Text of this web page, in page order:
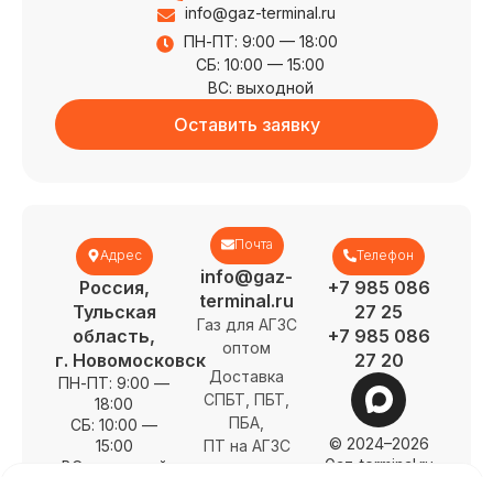
info@gaz-terminal.ru
ПН-ПТ: 9:00 — 18:00
СБ: 10:00 — 15:00
ВС: выходной
Оставить заявку
Адрес
Россия,
Тульская
область,
г. Новомосковск
ПН-ПТ: 9:00 —
18:00
СБ: 10:00 —
15:00
ВС: выходной
Почта
info@gaz-
terminal.ru
Газ для АГЗС
оптом
Доставка
СПБТ, ПБТ,
ПБА,
ПТ на АГЗС
Телефон
+7 985 086
27 25
+7 985 086
27 20
© 2024–2026
Gaz-terminal.ru